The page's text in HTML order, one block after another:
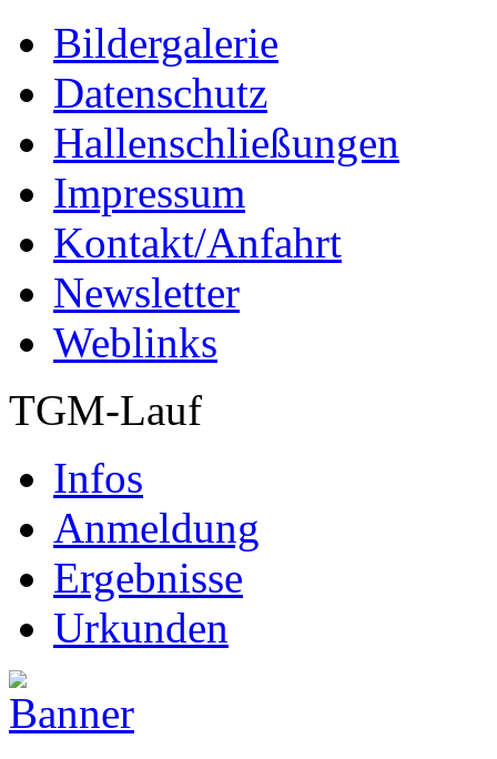
Bildergalerie
Datenschutz
Hallenschließungen
Impressum
Kontakt/Anfahrt
Newsletter
Weblinks
TGM-Lauf
Infos
Anmeldung
Ergebnisse
Urkunden